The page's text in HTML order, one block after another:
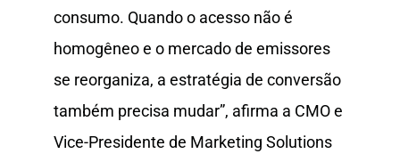
consumo. Quando o acesso não é
homogêneo e o mercado de emissores
se reorganiza, a estratégia de conversão
também precisa mudar”, afirma a CMO e
Vice-Presidente de Marketing Solutions